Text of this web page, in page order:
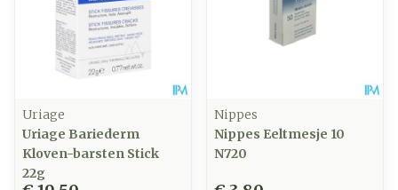
Uriage
Uriage Bariederm
Kloven-barsten Stick
22g
Nippes
Nippes Eeltmesje 10
N720